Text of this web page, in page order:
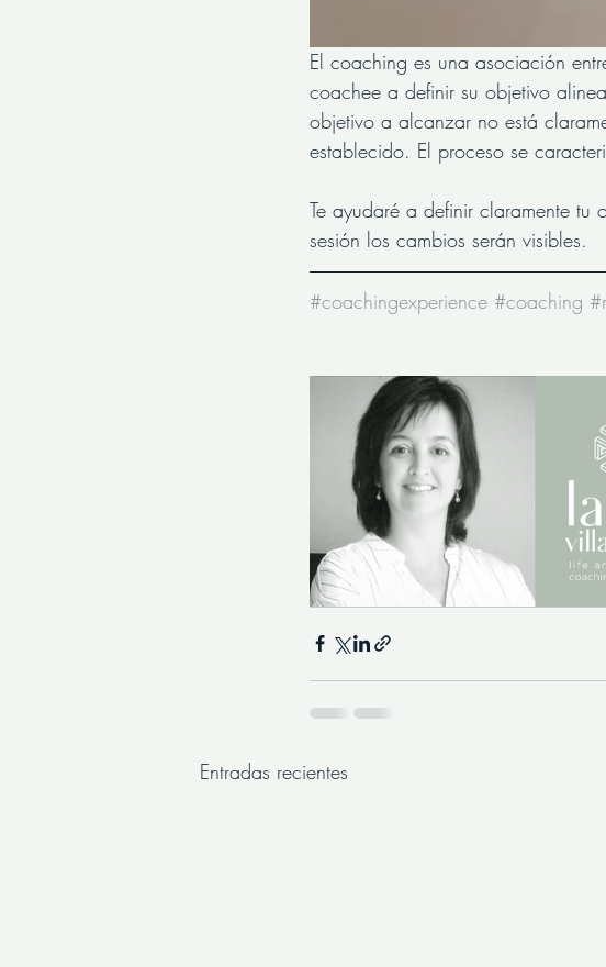
El coaching es una asociación
coachee a definir su objetivo
objetivo a alcanzar no está
establecido. El proceso se
Te ayudaré a definir claramente
sesión los cambios serán visibles.
#coachingexperience #coaching
Entradas recientes